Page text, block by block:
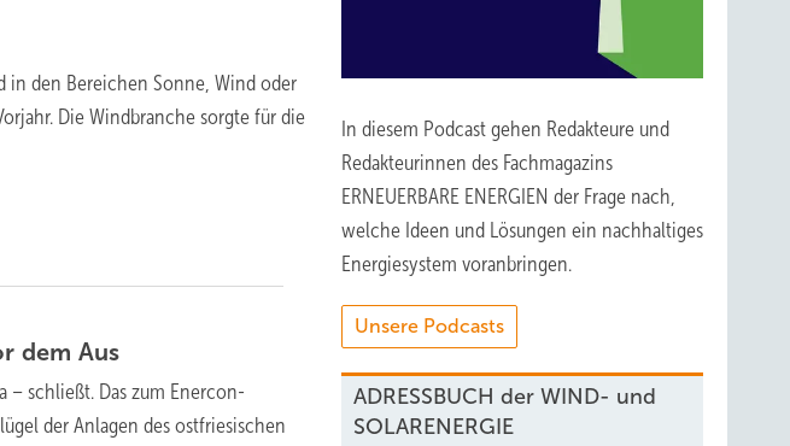
in den Bereichen Sonne, Wind oder
Die Windbranche sorgte für die
dem Aus
– schließt. Das zum Enercon-
der Anlagen des ostfriesischen
In diesem Podcast gehen Redakteure und
Redakteurinnen des Fachmagazins
ERNEUERBARE ENERGIEN der Frage nach,
welche Ideen und Lösungen ein nachhaltiges
Energiesystem voranbringen.
Unsere Podcasts
ADRESSBUCH der WIND- und
SOLARENERGIE